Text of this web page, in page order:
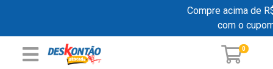
Compre acima de
com o
0